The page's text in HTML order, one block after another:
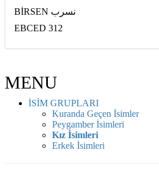
BİRSEN نسرب
EBCED 312
MENU
İSİM GRUPLARI
Kuranda Geçen İsimler
Peygamber İsimleri
Kız İsimleri
Erkek İsimleri